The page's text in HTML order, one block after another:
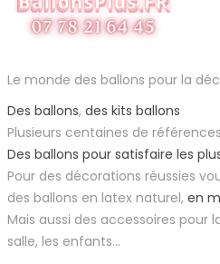
Le monde des ballons pour la
Des ballons, des kits ballons
Plusieurs centaines de références
Des ballons pour satisfaire les
Pour des décorations réussies
des ballons en latex naturel, en
Mais aussi des accessoires pour
salle, les enfants...